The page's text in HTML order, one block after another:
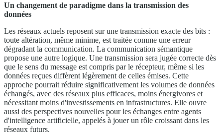
Un changement de paradigme dans la transmission des
données
Les réseaux actuels reposent sur une transmission exacte des bits :
toute altération, même minime, est traitée comme une erreur
dégradant la communication. La communication sémantique
propose une autre logique. Une transmission sera jugée correcte dès
que le sens du message est compris par le récepteur, même si les
données reçues diffèrent légèrement de celles émises. Cette
approche pourrait réduire significativement les volumes de données
échangés, avec des réseaux plus efficaces, moins énergivores et
nécessitant moins d'investissements en infrastructures. Elle ouvre
aussi des perspectives nouvelles pour les échanges entre agents
d'intelligence artificielle, appelés à jouer un rôle croissant dans les
réseaux futurs.